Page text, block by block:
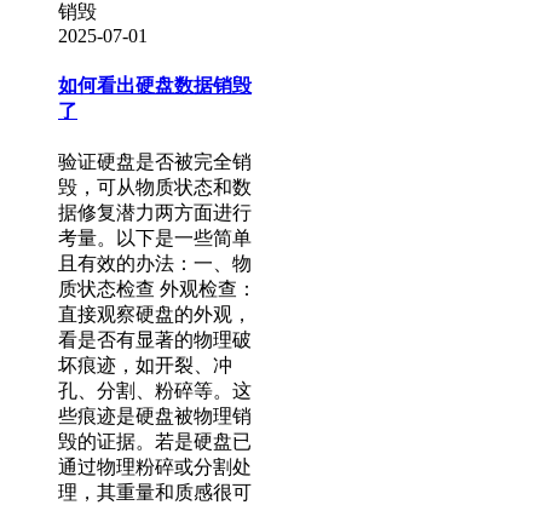
销毁
2025-07-01
如何看出硬盘数据销毁
了
验证硬盘是否被完全销
毁，可从物质状态和数
据修复潜力两方面进行
考量。以下是一些简单
且有效的办法：一、物
质状态检查 外观检查：
直接观察硬盘的外观，
看是否有显著的物理破
坏痕迹，如开裂、冲
孔、分割、粉碎等。这
些痕迹是硬盘被物理销
毁的证据。若是硬盘已
通过物理粉碎或分割处
理，其重量和质感很可